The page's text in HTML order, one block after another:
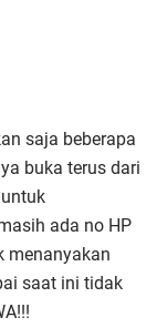
saja beberapa
buka terus dari
ada no HP
menanyakan
saat ini tidak